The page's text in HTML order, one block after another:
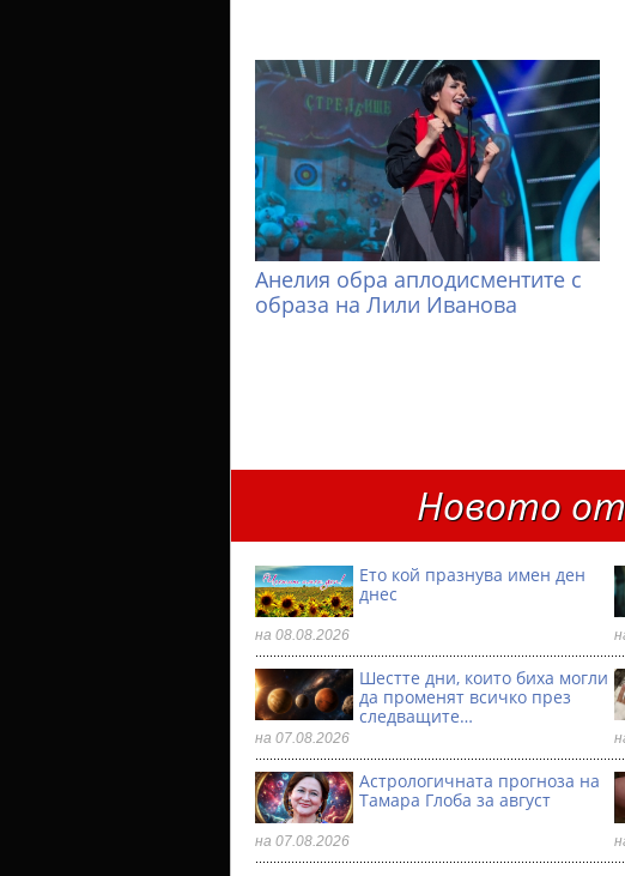
Анелия обра аплодисментите с
образа на Лили Иванова
Новото от
Ето кой празнува имен ден
днес
на 08.08.2026
Шестте дни, които биха могли
да променят всичко през
следващите…
на 07.08.2026
Астрологичната прогноза на
Тамара Глоба за август
на 07.08.2026